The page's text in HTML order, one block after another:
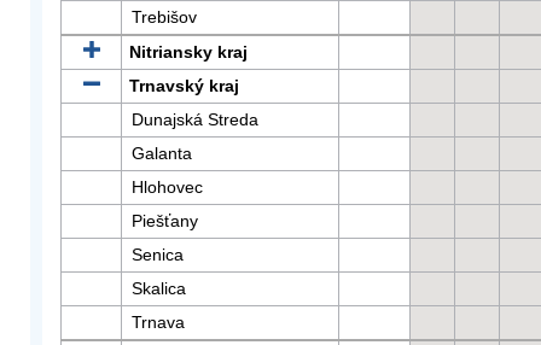
Trebišov
Nitriansky kraj
Trnavský kraj
Dunajská Streda
Galanta
Hlohovec
Piešťany
Senica
Skalica
Trnava